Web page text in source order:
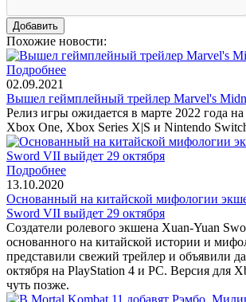
Похожие новости:
Подробнее
02.09.2021
Вышел геймплейный трейлер Marvel's
Релиз игры ожидается в марте 2022 года на
Xbox One, Xbox Series X|S и Nintendo
Подробнее
13.10.2020
Основанный на китайской мифологии
Sword VII выйдет 29 октября
Создатели ролевого экшена Xuan-Yuan
основанного на китайской истории и
представили свежий трейлер и объявили
октября на PlayStation 4 и PC. Версия для
чуть позже.